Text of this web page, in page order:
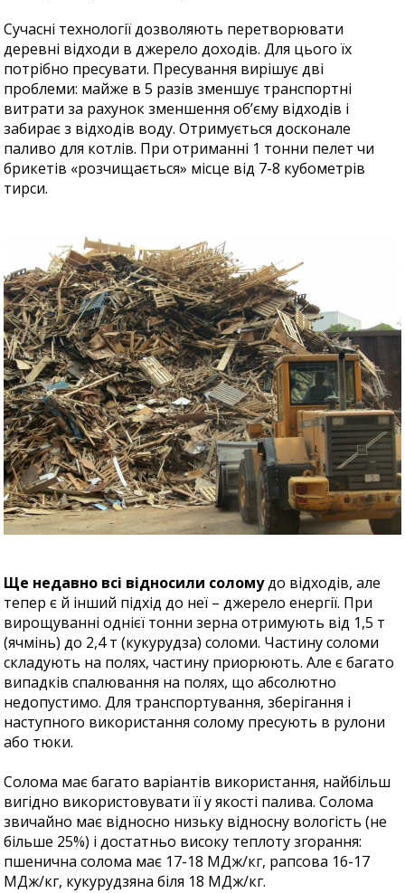
Сучасні технології дозволяють перетворювати
деревні відходи в джерело доходів. Для цього їх
потрібно пресувати. Пресування вирішує дві
проблеми: майже в 5 разів зменшує транспортні
витрати за рахунок зменшення об’єму відходів і
забирає з відходів воду. Отримується досконале
паливо для котлів. При отриманні 1 тонни пелет чи
брикетів «розчищається» місце від 7-8 кубометрів
тирси.
Ще недавно всі відносили соломудо відходів, але
тепер є й інший підхід до неї – джерело енергії. При
вирощуванні однієї тонни зерна отримують від 1,5 т
(ячмінь) до 2,4 т (кукурудза) соломи. Частину соломи
складують на полях, частину приорюють. Але є багато
випадків спалювання на полях, що абсолютно
недопустимо. Для транспортування, зберігання і
наступного використання солому пресують в рулони
або тюки.
Солома має багато варіантів використання, найбільш
вигідно використовувати її у якості палива. Солома
звичайно має відносно низьку відносну вологість (не
більше 25%) і достатньо високу теплоту згорання:
пшенична солома має 17-18 МДж/кг, рапсова 16-17
МДж/кг, кукурудзяна біля 18 МДж/кг.